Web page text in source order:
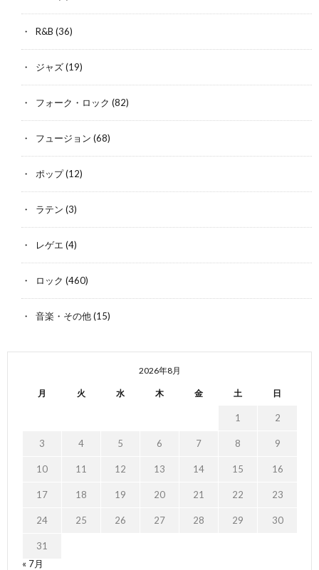
R&B (36)
ジャズ(19)
フォーク・ロック (82)
フュージョン (68)
ポップ(12)
ラテン (3)
レゲエ (4)
ロック (460)
音楽・その他(15)
2026年8月
月 火 水 木 金 土 日
1 2
3 4 5 6 7 8 9
10 11 12 13 14 15 16
17 18 19 20 21 22 23
24 25 26 27 28 29 30
31
« 7月